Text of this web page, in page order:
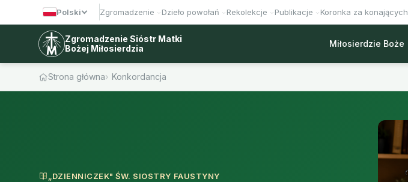
Polski Zgromadzenie Dzieło powołań Rekolekcje Publikacje Koronka za konających
Zgromadzenie Sióstr Matki
Bożej Miłosierdzia
Miłosierdzie Boże
Strona główna Konkordancja
„DZIENNICZEK" ŚW. SIOSTRY FAUSTYNY